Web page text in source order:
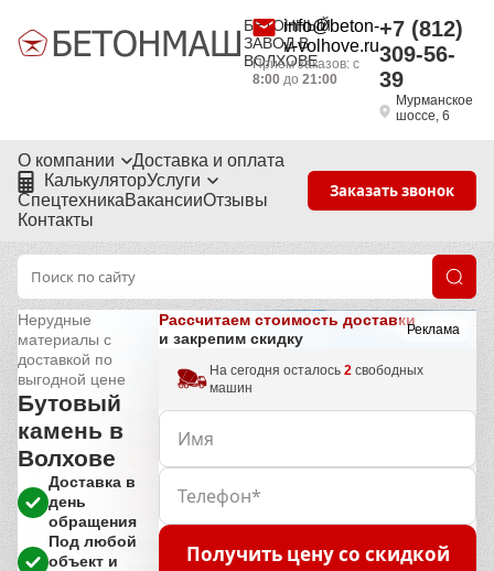
БЕТОННЫЙ
ЗАВОД В
ВОЛХОВЕ
info@beton-
v-volhove.ru
Приём заказов: с
8:00до 21:00
+7 (812)
309-56-
39
Мурманское
шоссе, 6
О компании
Доставка и оплата
КалькуляторУслуги
СпецтехникаВакансииОтзывы
Контакты
Заказать звонок
Реклама
Нерудные
материалы с
доставкой по
выгодной цене
Бутовый
камень в
Волхове
Доставка в
день
обращения
Под любой
объект и
Рассчитаем стоимость доставки
и закрепим скидку
На сегодня осталось2 свободных
машин
Получить цену со скидкой